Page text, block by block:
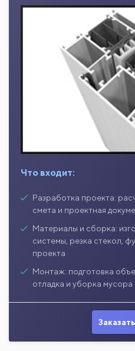
Что входит:
Разработка проекта:
смета и проектная
Материалы и сборка:
системы, резка стекол,
проекта
Монтаж: подготовка
отладка и уборка мусора